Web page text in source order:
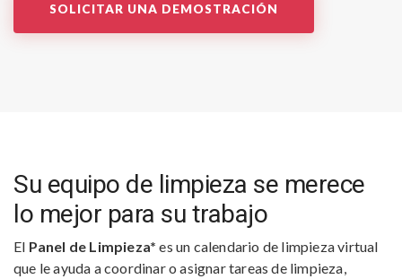
SOLICITAR UNA DEMOSTRACIÓN
Su equipo de limpieza se merece
lo mejor para su trabajo
El Panel de Limpieza* es un calendario de limpieza virtual
que le ayuda a coordinar o asignar tareas de limpieza,